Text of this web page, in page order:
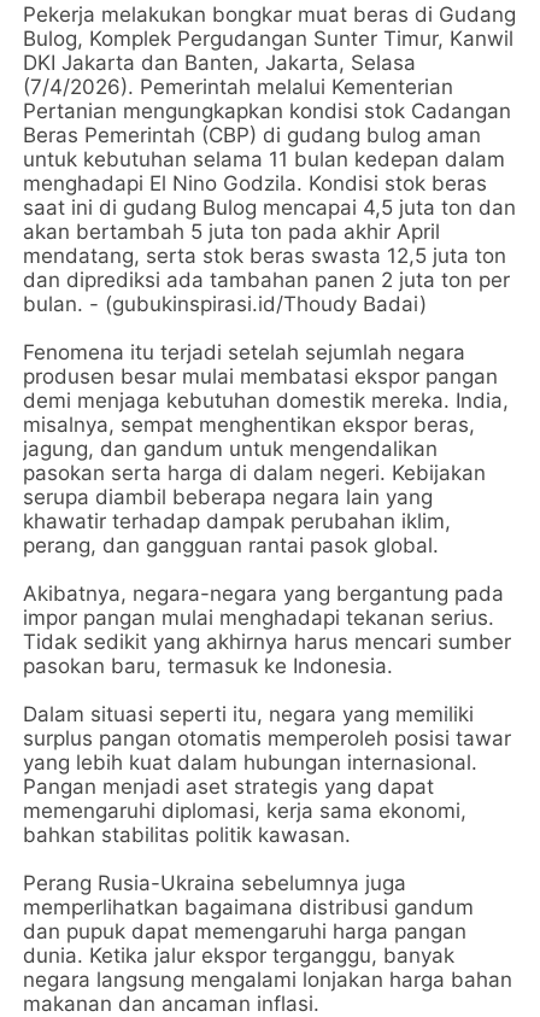
Pekerja melakukan bongkar muat beras di Gudang
Bulog, Komplek Pergudangan Sunter Timur, Kanwil
DKI Jakarta dan Banten, Jakarta, Selasa
(7/4/2026). Pemerintah melalui Kementerian
Pertanian mengungkapkan kondisi stok Cadangan
Beras Pemerintah (CBP) di gudang bulog aman
untuk kebutuhan selama 11 bulan kedepan dalam
menghadapi El Nino Godzila. Kondisi stok beras
saat ini di gudang Bulog mencapai 4,5 juta ton dan
akan bertambah 5 juta ton pada akhir April
mendatang, serta stok beras swasta 12,5 juta ton
dan diprediksi ada tambahan panen 2 juta ton per
bulan. - (gubukinspirasi.id/Thoudy Badai)
Fenomena itu terjadi setelah sejumlah negara
produsen besar mulai membatasi ekspor pangan
demi menjaga kebutuhan domestik mereka. India,
misalnya, sempat menghentikan ekspor beras,
jagung, dan gandum untuk mengendalikan
pasokan serta harga di dalam negeri. Kebijakan
serupa diambil beberapa negara lain yang
khawatir terhadap dampak perubahan iklim,
perang, dan gangguan rantai pasok global.
Akibatnya, negara-negara yang bergantung pada
impor pangan mulai menghadapi tekanan serius.
Tidak sedikit yang akhirnya harus mencari sumber
pasokan baru, termasuk ke Indonesia.
Dalam situasi seperti itu, negara yang memiliki
surplus pangan otomatis memperoleh posisi tawar
yang lebih kuat dalam hubungan internasional.
Pangan menjadi aset strategis yang dapat
memengaruhi diplomasi, kerja sama ekonomi,
bahkan stabilitas politik kawasan.
Perang Rusia-Ukraina sebelumnya juga
memperlihatkan bagaimana distribusi gandum
dan pupuk dapat memengaruhi harga pangan
dunia. Ketika jalur ekspor terganggu, banyak
negara langsung mengalami lonjakan harga bahan
makanan dan ancaman inflasi.